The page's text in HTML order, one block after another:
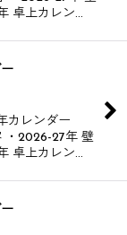
卓上カレン…
カレンダー​
・2026-27年 壁
卓上カレン…